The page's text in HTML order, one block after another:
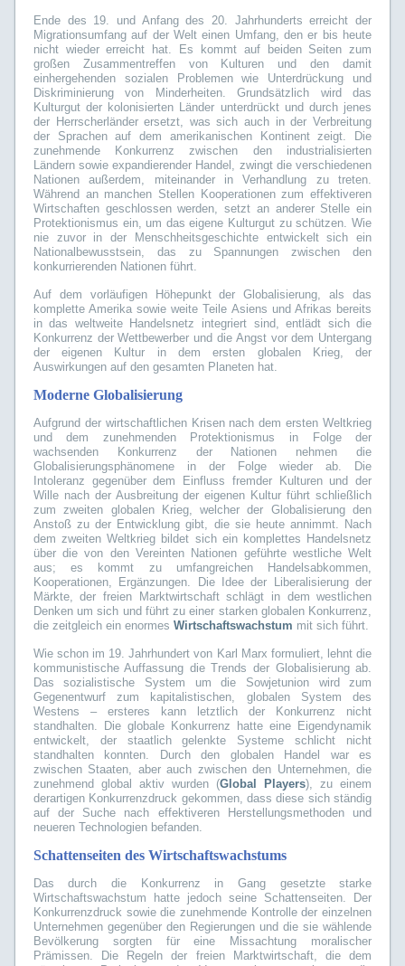
Ende des 19. und Anfang des 20. Jahrhunderts erreicht der
Migrationsumfang auf der Welt einen Umfang, den er bis heute
nicht wieder erreicht hat. Es kommt auf beiden Seiten zum
großen Zusammentreffen von Kulturen und den damit
einhergehenden sozialen Problemen wie Unterdrückung und
Diskriminierung von Minderheiten. Grundsätzlich wird das
Kulturgut der kolonisierten Länder unterdrückt und durch jenes
der Herrscherländer ersetzt, was sich auch in der Verbreitung
der Sprachen auf dem amerikanischen Kontinent zeigt. Die
zunehmende Konkurrenz zwischen den industrialisierten
Ländern sowie expandierender Handel, zwingt die verschiedenen
Nationen außerdem, miteinander in Verhandlung zu treten.
Während an manchen Stellen Kooperationen zum effektiveren
Wirtschaften geschlossen werden, setzt an anderer Stelle ein
Protektionismus ein, um das eigene Kulturgut zu schützen. Wie
nie zuvor in der Menschheitsgeschichte entwickelt sich ein
Nationalbewusstsein, das zu Spannungen zwischen den
konkurrierenden Nationen führt.
Auf dem vorläufigen Höhepunkt der Globalisierung, als das
komplette Amerika sowie weite Teile Asiens und Afrikas bereits
in das weltweite Handelsnetz integriert sind, entlädt sich die
Konkurrenz der Wettbewerber und die Angst vor dem Untergang
der eigenen Kultur in dem ersten globalen Krieg, der
Auswirkungen auf den gesamten Planeten hat.
Moderne Globalisierung
Aufgrund der wirtschaftlichen Krisen nach dem ersten Weltkrieg
und dem zunehmenden Protektionismus in Folge der
wachsenden Konkurrenz der Nationen nehmen die
Globalisierungsphänomene in der Folge wieder ab. Die
Intoleranz gegenüber dem Einfluss fremder Kulturen und der
Wille nach der Ausbreitung der eigenen Kultur führt schließlich
zum zweiten globalen Krieg, welcher der Globalisierung den
Anstoß zu der Entwicklung gibt, die sie heute annimmt. Nach
dem zweiten Weltkrieg bildet sich ein komplettes Handelsnetz
über die von den Vereinten Nationen geführte westliche Welt
aus; es kommt zu umfangreichen Handelsabkommen,
Kooperationen, Ergänzungen. Die Idee der Liberalisierung der
Märkte, der freien Marktwirtschaft schlägt in dem westlichen
Denken um sich und führt zu einer starken globalen Konkurrenz,
die zeitgleich ein enormes Wirtschaftswachstum mit sich führt.
Wie schon im 19. Jahrhundert von Karl Marx formuliert, lehnt die
kommunistische Auffassung die Trends der Globalisierung ab.
Das sozialistische System um die Sowjetunion wird zum
Gegenentwurf zum kapitalistischen, globalen System des
Westens – ersteres kann letztlich der Konkurrenz nicht
standhalten. Die globale Konkurrenz hatte eine Eigendynamik
entwickelt, der staatlich gelenkte Systeme schlicht nicht
standhalten konnten. Durch den globalen Handel war es
zwischen Staaten, aber auch zwischen den Unternehmen, die
zunehmend global aktiv wurden (Global Players), zu einem
derartigen Konkurrenzdruck gekommen, dass diese sich ständig
auf der Suche nach effektiveren Herstellungsmethoden und
neueren Technologien befanden.
Schattenseiten des Wirtschaftswachstums
Das durch die Konkurrenz in Gang gesetzte starke
Wirtschaftswachstum hatte jedoch seine Schattenseiten. Der
Konkurrenzdruck sowie die zunehmende Kontrolle der einzelnen
Unternehmen gegenüber den Regierungen und die sie wählende
Bevölkerung sorgten für eine Missachtung moralischer
Prämissen. Die Regeln der freien Marktwirtschaft, die dem